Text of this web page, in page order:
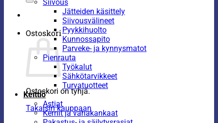
Ostoskori
Ostoskori on tyhjä.
Takaisin kauppaan
Siivous
Jätteiden käsittely
Siivousvälineet
Pyykkihuolto
Kunnossapito
Parveke- ja kynnysmatot
Pienrauta
Työkalut
Sähkötarvikkeet
Turvatuotteet
Keittiö
Astiat
Kernit ja vahakankaat